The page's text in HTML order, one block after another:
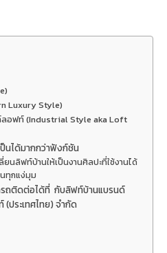
Luxury Style)
อฟท์ (Industrial Style aka Loft
นได้มากกว่าฟังก์ชัน
นลิฟท์บ้านให้เป็นงานศิลปะที่ใช้งานได้
ทุกแง่มุม
รถติดต่อได้ที่ กับลิฟท์บ้านแบรนด์
ประเทศไทย) จำกัด